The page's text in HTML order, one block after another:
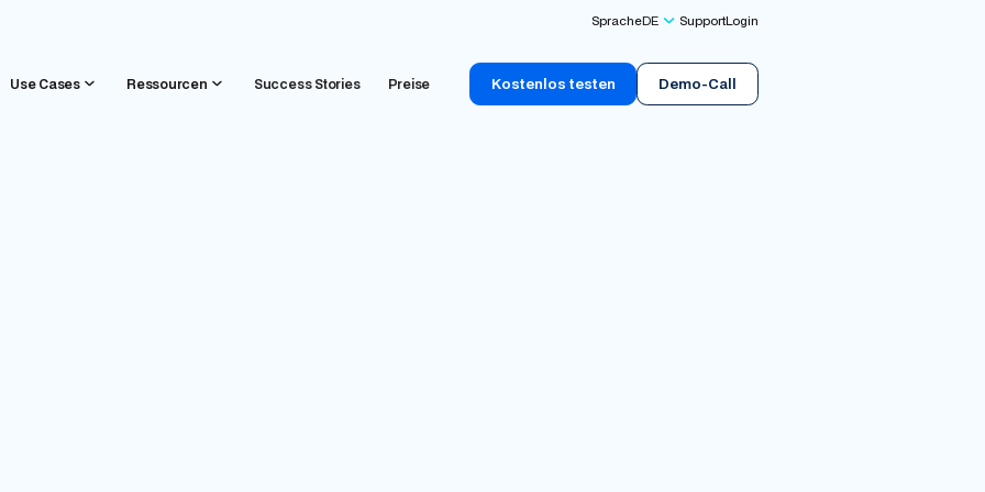
SpracheDE SupportLogin
Use Cases Ressourcen Success Stories Preise Kostenlos testen Demo-Call